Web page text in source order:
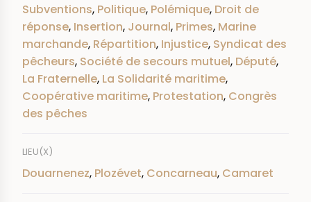
Subventions, Politique, Polémique, Droit de
réponse, Insertion, Journal, Primes, Marine
marchande, Répartition, Injustice, Syndicat des
pêcheurs, Société de secours mutuel, Député,
La Fraternelle, La Solidarité maritime,
Coopérative maritime, Protestation, Congrès
des pêches
LIEU(X)
Douarnenez, Plozévet, Concarneau, Camaret